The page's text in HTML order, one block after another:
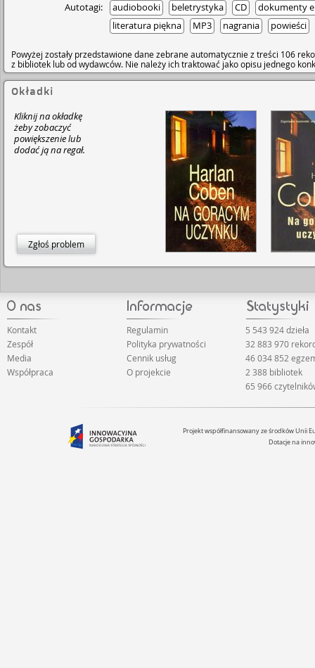
Autotagi: audiobooki beletrystyka CD
dokumenty
literatura piękna
MP3 nagrania powieści
Powyżej zostały przedstawione dane zebrane automatycznie z treści 106
z bibliotek lub od wydawców. Nie należy ich traktować jako opisu jednego
Okładki
Kliknij na okładkę
żeby zobaczyć
powiększenie lub
dodać ją na regał.
Zgłoś problem
Kontakt
Zespół
Media
Współpraca
Regulamin
Polityka prywatności
Cennik usług
O projekcie
5 543 924 dzieła
32 883 970
46 034 852
2 388 bibliotek
65 966
Projekt współfinansowany ze środków Unii
Dotacje na